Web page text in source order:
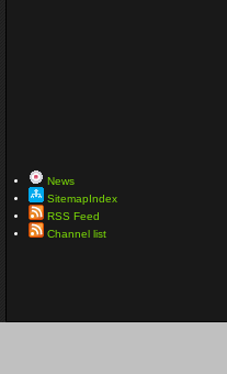
News
SitemapIndex
RSS Feed
Channel list